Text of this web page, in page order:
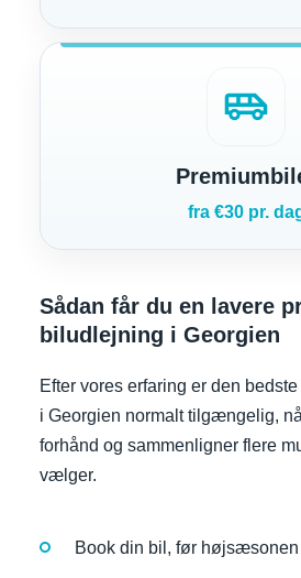
airport_shuttle
fra €30 pr.
Sådan får du en lavere
biludlejning i Georgien
Efter vores erfaring er den
i Georgien normalt tilgængelig,
forhånd og sammenligner flere
vælger.
Book din bil, før højsæsonen